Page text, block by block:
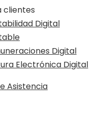
clientes
Digital
Digital
Electrónica Digital
Asistencia